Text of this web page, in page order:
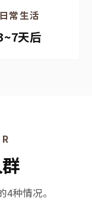
日常生活
天后
种情况。